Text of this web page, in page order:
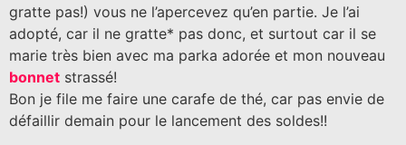
gratte pas!) vous ne l’apercevez qu’en partie. Je l’ai
adopté, car il ne gratte* pas donc, et surtout car il se
marie très bien avec ma parka adorée et mon nouveau
bonnet strassé!
Bon je file me faire une carafe de thé, car pas envie de
défaillir demain pour le lancement des soldes!!